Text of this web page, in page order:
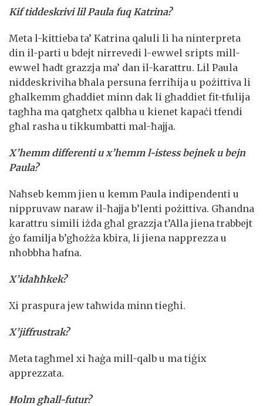
Kif tiddeskrivi lil Paula fuq Katrina?
Meta l-kittieba ta’ Katrina qaluli li ha ninterpreta
din il-parti u bdejt nirrevedi l-ewwel sripts mill-
ewwel ħadt grazzja ma’ dan il-karattru. Lil Paula
niddeskriviha bħala persuna ferriħija u pożittiva li
għalkemm għaddiet minn dak li għaddiet fit-tfulija
tagħha ma qatgħetx qalbha u kienet kapaċi tfendi
għal rasha u tikkumbatti mal-ħajja.
X’hemm differenti u x’hemm l-istess bejnek u bejn
Paula?
Naħseb kemm jien u kemm Paula indipendenti u
nippruvaw naraw il-ħajja b’lenti pożittiva. Għandna
karattru simili iżda għal grazzja t’Alla jiena trabbejt
ġo familja b’għożża kbira, li jiena napprezza u
nħobbha ħafna.
X’idaħħkek?
Xi praspura jew taħwida minn tiegħi.
X’jiffrustrak?
Meta tagħmel xi ħaġa mill-qalb u ma tiġix
apprezzata.
Ħolm għall-futur?